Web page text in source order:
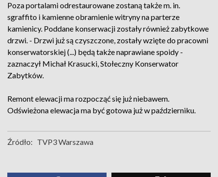
Poza portalami odrestaurowane zostaną także m. in.
sgraffito i kamienne obramienie witryny na parterze
kamienicy. Poddane konserwacji zostały również zabytkowe
drzwi. - Drzwi już są czyszczone, zostały wzięte do pracowni
konserwatorskiej (...) będą także naprawiane spoidy -
zaznaczył Michał Krasucki, Stołeczny Konserwator
Zabytków.
Remont elewacji ma rozpocząć się już niebawem.
Odświeżona elewacja ma być gotowa już w październiku.
Źródło: TVP3 Warszawa